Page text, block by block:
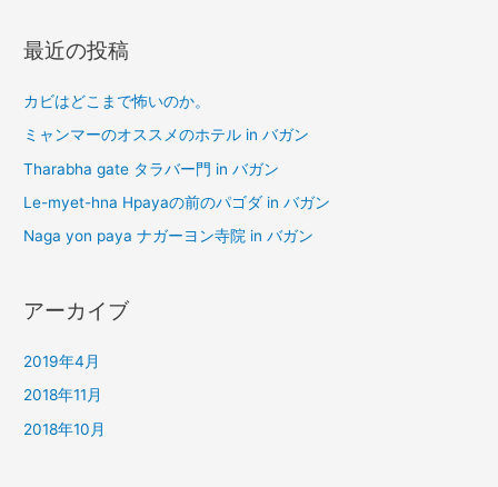
最近の投稿
カビはどこまで怖いのか。
ミャンマーのオススメのホテル in バガン
Tharabha gate タラバー門 in バガン
Le-myet-hna Hpayaの前のパゴダ in バガン
Naga yon paya ナガーヨン寺院 in バガン
アーカイブ
2019年4月
2018年11月
2018年10月